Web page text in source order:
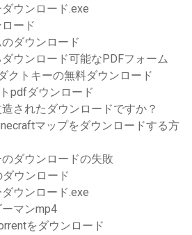
ウンロード.exe
ード
ダウンロード
ウンロード可能なPDFフォーム
クトキーの無料ダウンロード
pdfダウンロード
されたダウンロードですか？
マップをダウンロードする方
ダウンロードの失敗
ウンロード
ウンロード.exe
マンmp4
をダウンロード